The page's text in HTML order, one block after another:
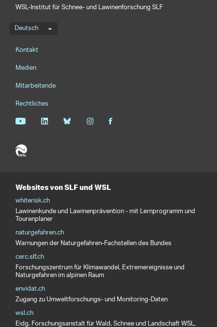
WSL-Institut für Schnee- und Lawinenforschung SLF
Sprachmenü
Deutsch
Footernavigation
Kontakt
Medien
Mitarbeitende
Rechtliches
Websites von SLF und WSL
whiterisk.ch
Lawinenkunde und Lawinenprävention - mit Lernprogramm und
Tourenplaner
naturgefahren.ch
Warnungen der Naturgefahren-Fachstellen des Bundes
cerc.slf.ch
Forschungszentrum für Klimawandel, Extremereignisse und
Naturgefahren im alpinen Raum
envidat.ch
Zugang zu Umweltforschungs- und Monitoring-Daten
wsl.ch
Eidg. Forschungsanstalt für Wald, Schnee und Landschaft WSL,